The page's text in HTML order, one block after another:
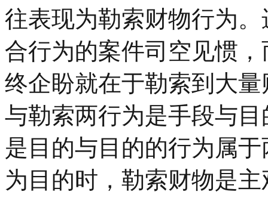
往表现为勒索财物行为
合行为的案件司空见惯
终企盼就在于勒索到大
与勒索两行为是手段与
是目的与目的的行为属
为目的时，勒索财物是